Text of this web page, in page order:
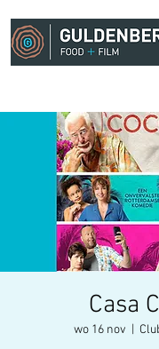
Casa
wo 16 nov